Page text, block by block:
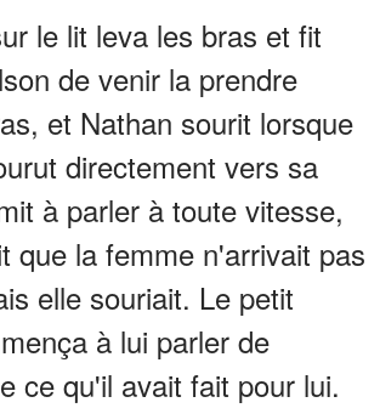
le lit leva les bras et fit
de venir la prendre
et Nathan sourit lorsque
directement vers sa
à parler à toute vitesse,
que la femme n'arrivait pas
elle souriait. Le petit
à lui parler de
ce qu'il avait fait pour lui.